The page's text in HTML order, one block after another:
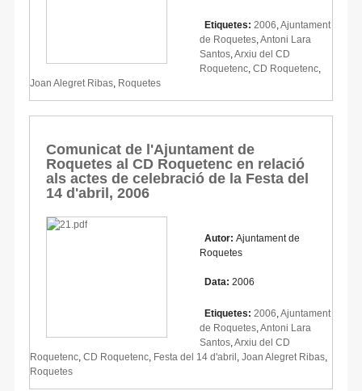
Etiquetes: 2006 Ajuntament
de Roquetes Antoni Lara
Santos Arxiu del CD
Roquetenc CD Roquetenc
Joan Alegret Ribas Roquetes
Comunicat de l'Ajuntament de
Roquetes al CD Roquetenc en relació
als actes de celebració de la Festa del
14 d'abril, 2006
Autor: Ajuntament de
Roquetes
Data: 2006
Etiquetes: 2006 Ajuntament
de Roquetes Antoni Lara
Santos Arxiu del CD
Roquetenc CD Roquetenc Festa del 14 d'abril Joan Alegret Ribas
Roquetes